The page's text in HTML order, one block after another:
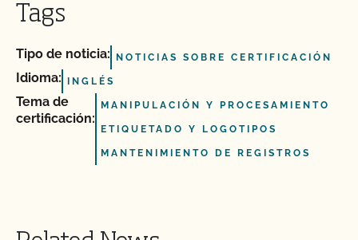
Tags
Tipo de noticia: NOTICIAS SOBRE CERTIFICACIÓN
Idioma: INGLÉS
Tema de
certificación:
MANIPULACIÓN Y PROCESAMIENTO
ETIQUETADO Y LOGOTIPOS
MANTENIMIENTO DE REGISTROS